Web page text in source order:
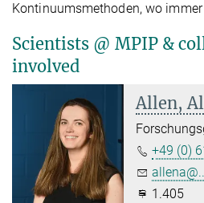
Kontinuumsmethoden, wo
Scientists @ MPIP &
involved
Allen,
+49 (0)
1.405